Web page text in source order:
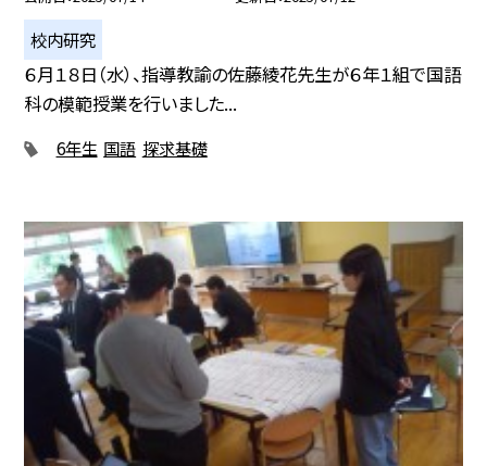
校内研究
６月１８日（水）、指導教諭の佐藤綾花先生が６年１組で国語
科の模範授業を行いました...
6年生 国語 探求基礎